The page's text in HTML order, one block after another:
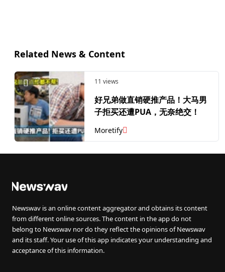
Related News & Content
11 views
好兄弟做直销硬推产品！大马男
子拒买还遭PUA，无奈绝交！
Moretify
Newswav is an online content aggregator and obtains its content
from different online sources. The content in the app do not
belong to Newswav nor do they reflect the opinions of Newswav
and its staff. Your use of this app indicates your understanding and
acceptance of this information.